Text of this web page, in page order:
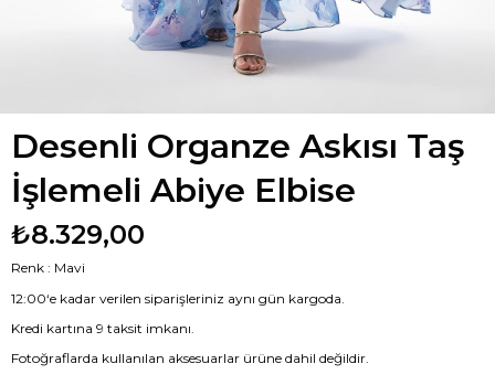
Desenli Organze Askısı Taş
İşlemeli Abiye Elbise
₺8.329,00
Renk : Mavi
12:00‘e kadar verilen siparişleriniz aynı gün kargoda.
Kredi kartına 9 taksit imkanı.
Fotoğraflarda kullanılan aksesuarlar ürüne dahil değildir.